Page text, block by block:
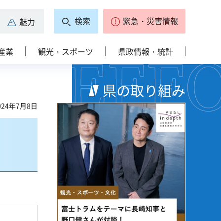
魅力 検索 緊急・災害情報
業 観光・スポーツ 県政情報・統計
年7月8日
県の取り組み